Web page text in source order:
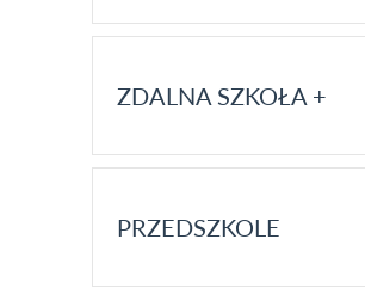
ZDALNA SZKOŁA +
PRZEDSZKOLE